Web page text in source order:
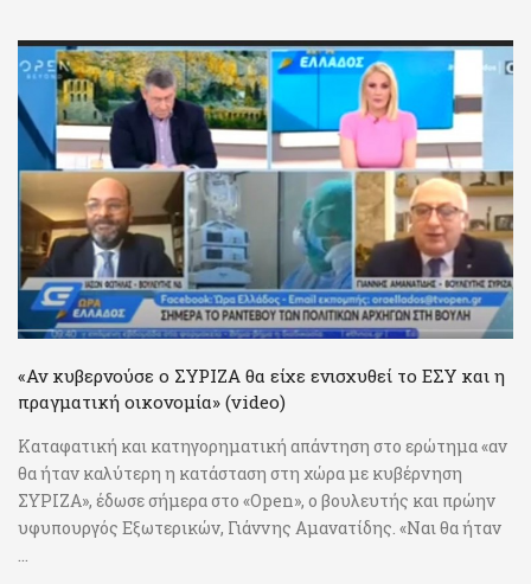
«Αν κυβερνούσε ο ΣΥΡΙΖΑ θα είχε ενισχυθεί το ΕΣΥ και η
πραγματική οικονομία» (video)
Καταφατική και κατηγορηματική απάντηση στο ερώτημα «αν
θα ήταν καλύτερη η κατάσταση στη χώρα με κυβέρνηση
ΣΥΡΙΖΑ», έδωσε σήμερα στο «Open», ο βουλευτής και πρώην
υφυπουργός Εξωτερικών, Γιάννης Αμανατίδης. «Ναι θα ήταν
...